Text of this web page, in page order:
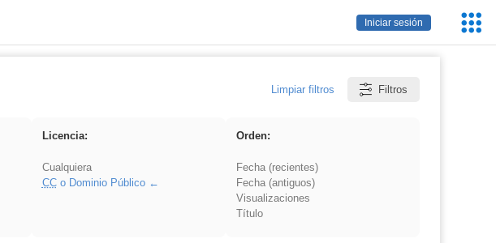
Iniciar sesión
Limpiar filtros Filtros
Licencia:
Cualquiera
CCo Dominio Público
Orden:
Fecha (recientes)
Fecha (antiguos)
Visualizaciones
Título